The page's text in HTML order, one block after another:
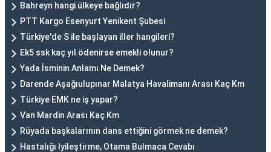
Bahreyn hangi ülkeye bağlıdır?
PTT Kargo Esenyurt Yenikent Şubesi
Türkiye'de S ile başlayan iller hangileri?
Ek5 ssk kaç yıl ödenirse emekli olunur?
Yada İsminin Anlamı Ne Demek?
Darende Aşağıulupınar Malatya Havalimanı Arası Kaç Km
Türkiye EMK ne iş yapar?
Van Mardin Arası Kaç Km
Rüyada başkalarının dans ettiğini görmek ne demek?
Hastalığı Iyileştirme, Otama Bulmaca Cevabı